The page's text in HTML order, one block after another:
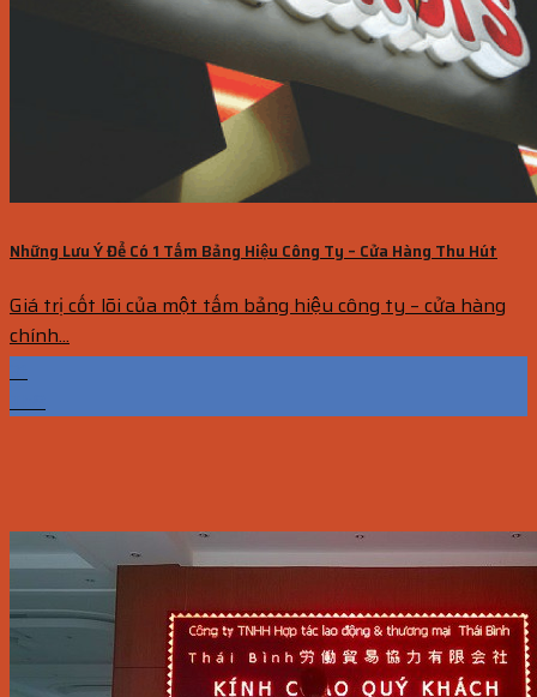
Những Lưu Ý Để Có 1 Tấm Bảng Hiệu Công Ty – Cửa Hàng Thu Hút
Giá trị cốt lõi của một tấm bảng hiệu công ty – cửa hàng
chính...